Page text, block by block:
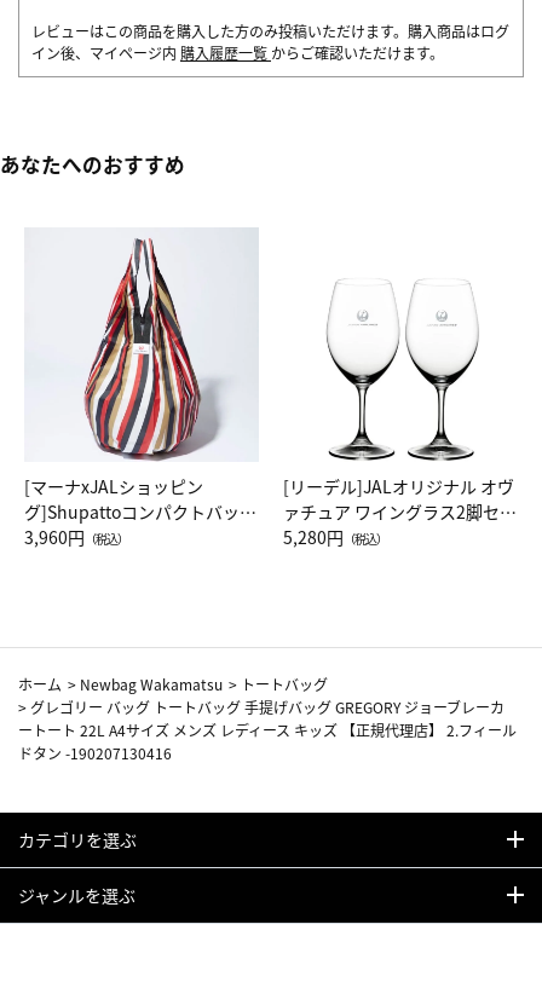
レビューはこの商品を購入した方のみ投稿いただけます。購入商品はログ
イン後、マイページ内 購入履歴一覧 からご確認いただけます。
あなたへのおすすめ
[マーナxJALショッピン
グ]Shupattoコンパクトバッグ
Drop JAL客室乗務員（LC）ス
3,960円 （税込）
[リーデル]JALオリジナル オヴ
ァチュア ワイングラス2脚セッ
ト（レッドワイン）
5,280円 （税込）
ホーム > Newbag Wakamatsu > トートバッグ
> グレゴリー バッグ トートバッグ 手提げバッグ GREGORY ジョーブレーカ
ートート 22L A4サイズ メンズ レディース キッズ 【正規代理店】 2.フィール
ドタン -190207130416
カテゴリを選ぶ
ジャンルを選ぶ